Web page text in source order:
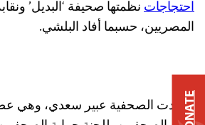
احتجاجاتنظمتها صحيفة ‘البديل’
المصريين، حسبما أفاد البلشي.
وأفادت الصحفية عبير سعدي،
DONATE